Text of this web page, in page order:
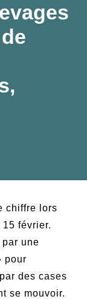
chiffre lors
février.
une
pour
des cases
se mouvoir.